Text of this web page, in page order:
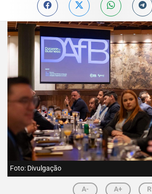
Foto: Divulgação
A- A+